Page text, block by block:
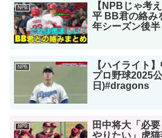
NPB
【NPBじゃ考
平 BB君の絡み
年シーズン後
NPB
【ハイライト
プロ野球2025
日)#dragons
NPB
田中将大「必
やりたい」虎